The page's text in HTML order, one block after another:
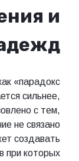
и
«парадокс
сильнее,
с тем,
не связано
создавать
при которых